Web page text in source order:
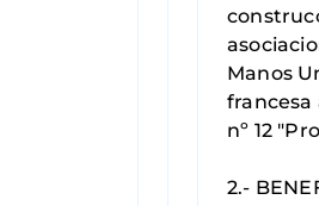
Manos
francesa
nº 12
2.-